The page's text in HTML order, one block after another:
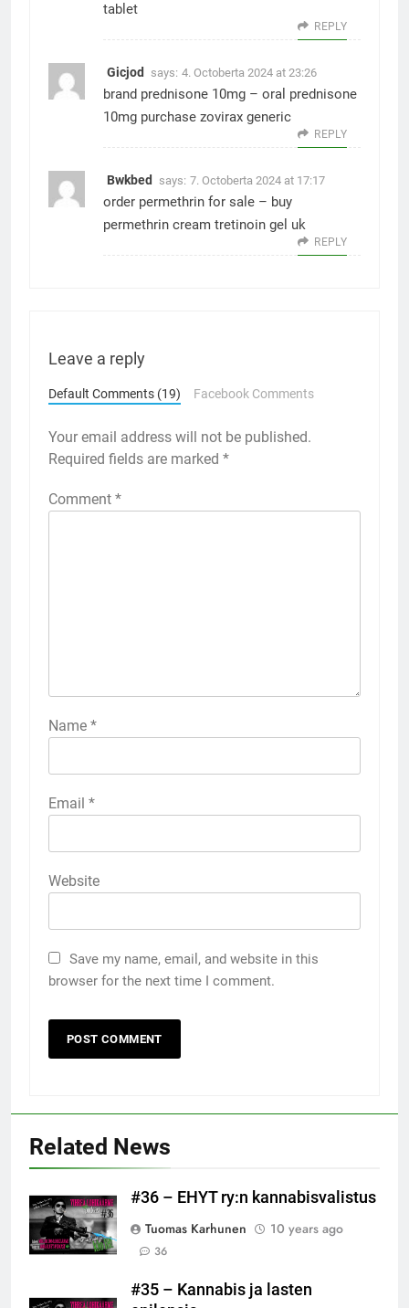
tablet
REPLY
Gicjod says: 4. Octoberta 2024 at 23:26
brand prednisone 10mg – oral prednisone
10mg purchase zovirax generic
REPLY
Bwkbed says: 7. Octoberta 2024 at 17:17
order permethrin for sale – buy
permethrin cream tretinoin gel uk
REPLY
Leave a reply
Default Comments (19) Facebook Comments
Your email address will not be published.
Required fields are marked *
Comment *
Name *
Email *
Website
Save my name, email, and website in this
browser for the next time I comment.
Related News
#36 – EHYT ry:n kannabisvalistus
Tuomas Karhunen
10 years ago
36
#35 – Kannabis ja lasten